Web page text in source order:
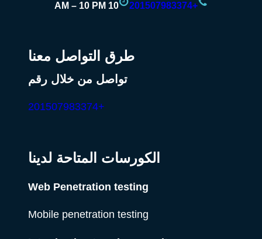
+201507983374
10 AM – 10 PM
طرق التواصل معنا
تواصل من خلال رقم
+201507983374
الكورسات المتاحة لدينا
Web Penetration testing
Mobile penetration testing